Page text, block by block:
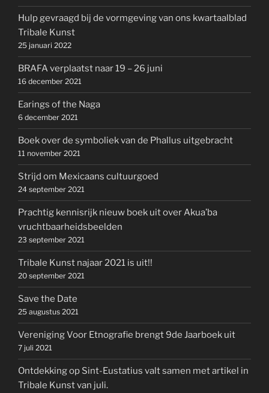
Hulp gevraagd bij de vormgeving van ons kwartaalblad
Tribale Kunst
25 januari 2022
BRAFA verplaatst naar 19 – 26 juni
16 december 2021
Earings of the Naga
6 december 2021
Boek over de symboliek van de Phallus uitgebracht
11 november 2021
Strijd om Mexicaans cultuurgoed
24 september 2021
Prachtig kennisrijk nieuw boek uit over Akua’ba
vruchtbaarheidsbeelden
23 september 2021
Tribale Kunst najaar 2021 is uit!!
20 september 2021
Save the Date
25 augustus 2021
Vereniging Voor Etnografie brengt 9de Jaarboek uit
7 juli 2021
Ontdekking op Sint-Eustatius valt samen met artikel in
Tribale Kunst van juli.